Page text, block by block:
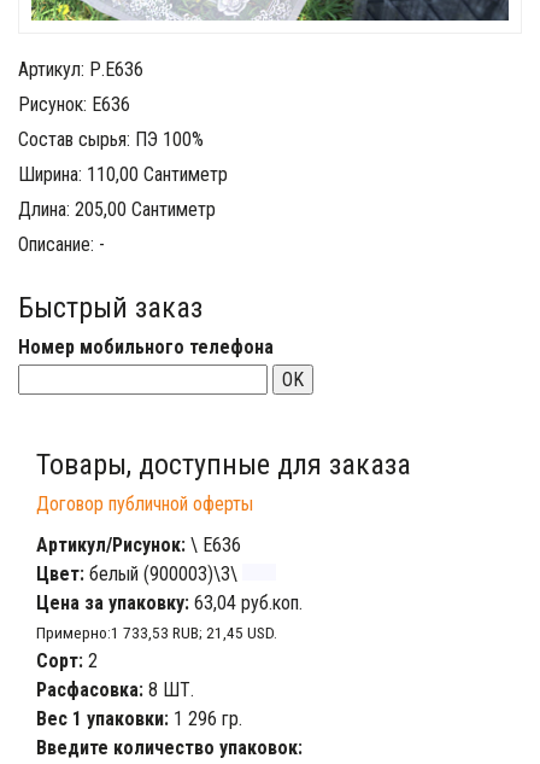
Артикул: Р.Е636
Рисунок: Е636
Состав сырья: ПЭ 100%
Ширина: 110,00 Сантиметр
Длина: 205,00 Сантиметр
Описание: -
Быстрый заказ
Номер мобильного телефона
OK
Товары, доступные для заказа
Договор публичной оферты
Артикул/Рисунок: \ Е636
Цвет: белый (900003)\3\
Цена за упаковку: 63,04 руб.коп.
Примерно:1 733,53 RUB; 21,45 USD.
Сорт: 2
Расфасовка: 8 ШТ.
Вес 1 упаковки: 1 296 гр.
Введите количество упаковок: